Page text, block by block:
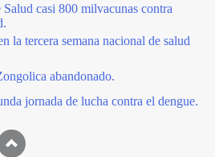
casi 800 milvacunas contra
la tercera semana nacional de salud
abandonado.
jornada de lucha contra el dengue.